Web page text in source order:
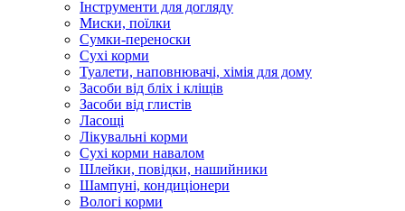
Інструменти для догляду
Миски, поїлки
Сумки-переноски
Сухі корми
Туалети, наповнювачі, хімія для дому
Засоби від бліх і кліщів
Засоби від глистів
Ласощі
Лікувальні корми
Сухі корми навалом
Шлейки, повідки, нашийники
Шампуні, кондиціонери
Вологі корми